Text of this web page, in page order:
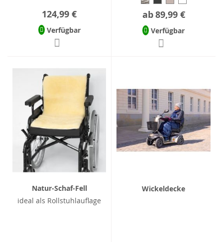
124,99 €
Verfügbar
ab89,99 €
Verfügbar
Natur-Schaf-Fell
ideal als Rollstuhlauflage
Wickeldecke